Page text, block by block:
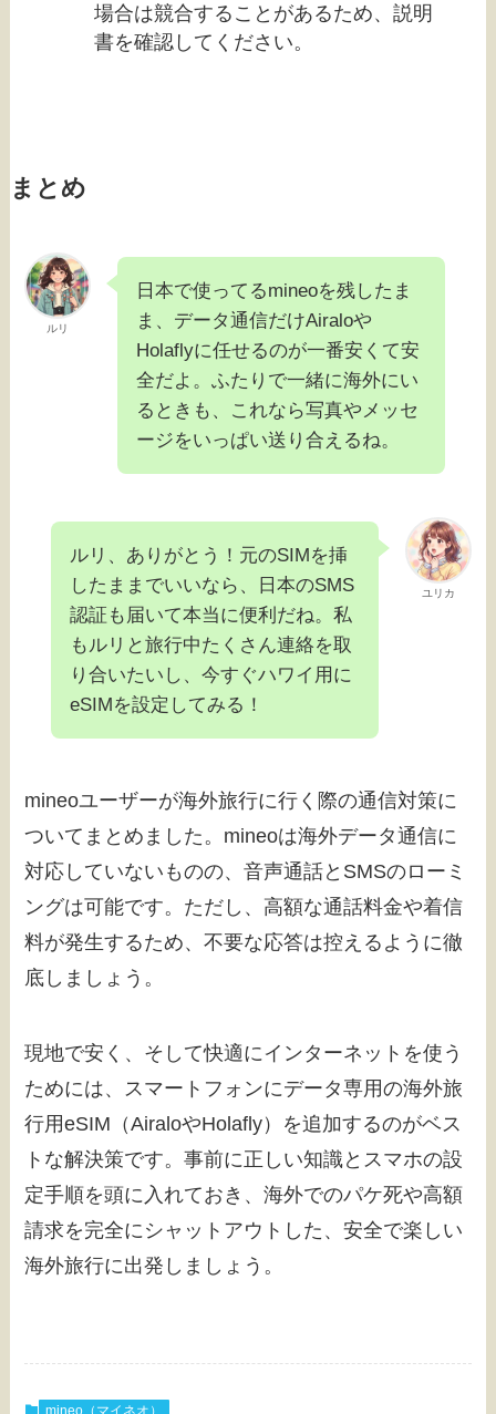
場合は競合することがあるため、説明
書を確認してください。
まとめ
ルリ
日本で使ってるmineoを残したま
ま、データ通信だけAiraloや
Holaflyに任せるのが一番安くて安
全だよ。ふたりで一緒に海外にい
るときも、これなら写真やメッセ
ージをいっぱい送り合えるね。
ユリカ
ルリ、ありがとう！元のSIMを挿
したままでいいなら、日本のSMS
認証も届いて本当に便利だね。私
もルリと旅行中たくさん連絡を取
り合いたいし、今すぐハワイ用に
eSIMを設定してみる！
mineoユーザーが海外旅行に行く際の通信対策に
ついてまとめました。mineoは海外データ通信に
対応していないものの、音声通話とSMSのローミ
ングは可能です。ただし、高額な通話料金や着信
料が発生するため、不要な応答は控えるように徹
底しましょう。
現地で安く、そして快適にインターネットを使う
ためには、スマートフォンにデータ専用の海外旅
行用eSIM（AiraloやHolafly）を追加するのがベス
トな解決策です。事前に正しい知識とスマホの設
定手順を頭に入れておき、海外でのパケ死や高額
請求を完全にシャットアウトした、安全で楽しい
海外旅行に出発しましょう。
mineo（マイネオ）